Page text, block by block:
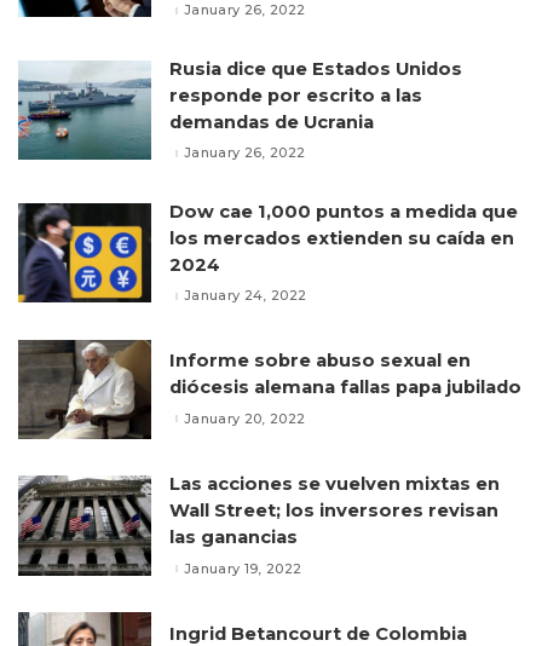
January 26, 2022
Rusia dice que Estados Unidos
responde por escrito a las
demandas de Ucrania
January 26, 2022
Dow cae 1,000 puntos a medida que
los mercados extienden su caída en
2024
January 24, 2022
Informe sobre abuso sexual en
diócesis alemana fallas papa jubilado
January 20, 2022
Las acciones se vuelven mixtas en
Wall Street; los inversores revisan
las ganancias
January 19, 2022
Ingrid Betancourt de Colombia